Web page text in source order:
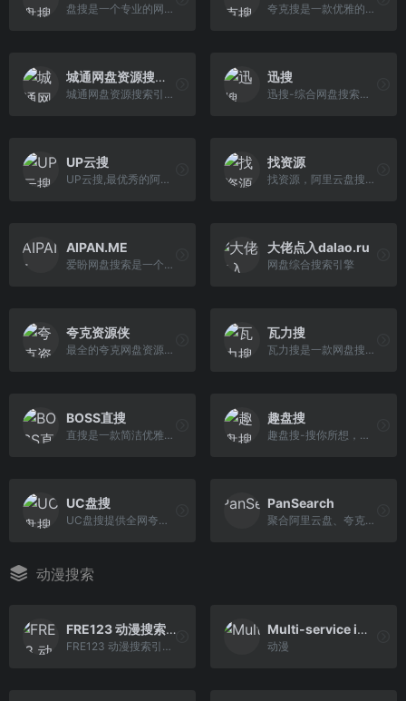
盘搜是一个专业的网盘资源搜索引擎，旨在为用户提供一个免费、高效的网盘资源搜索平台。用户可以通过盘搜快速找到存储在各大网盘上的资源，包括但不限于阿里云盘、百度网盘 夸克搜是一款优雅的夸克网盘搜索引擎，支持百度网盘、阿里云盘、夸克云盘等网盘资源的全文检索，短剧搜索，影视搜索。
城通网盘资源搜索引擎
城通网盘资源搜索引擎,一个由众多网友分享推荐的小众精品资源收藏站-微盘
迅搜
迅搜-综合网盘搜索支持百度网盘、阿里云盘、夸克网盘、UC网盘、迅雷网盘搜索，可快速搜索网盘资源中的有效连接，自动识别无效的网盘资源，每天更新海量资源。
UP云搜
UP云搜,最优秀的阿里云盘搜索服务的平台,收集各类阿里云盘资源提供一站式搜索功能,推动互联网优质资源的高效传递!
找资源
找资源，阿里云盘搜索引擎，快速搜索阿里云盘资源，24H不间断更新，24H自动检测失效链接，查看最新资源刷新首页即可！
AIPAN.ME
爱盼网盘搜索是一个强大的网盘资源搜索引擎，提供海量影视、音乐、电子书等资源的搜索服务。快速、精准、便捷地找到您需要的资源。
大佬点入dalao.ru
网盘综合搜索引擎
夸克资源侠
最全的夸克网盘资源搜索引擎
瓦力搜
瓦力搜是一款网盘搜索引擎，支持百度网盘、阿里云盘、夸克网盘等网盘资源的搜索引擎。
BOSS直搜
直搜是一款简洁优雅的夸克网盘搜索引擎，页面清爽，资源全面，支持影视、短剧、综艺、动漫等夸克网盘资源搜索。只需输入关键词，即可快速找到相关夸克网盘资源。
趣盘搜
趣盘搜-搜你所想，支持百度网盘、夸克网盘、阿里云盘、磁力链接（BT种子）等资源搜索，每天更新收录，资源应有尽有，影视、电影、电子书、小说、美图、课程资料 等等，等你来搜！
UC盘搜
UC盘搜提供全网夸克网盘资源的搜索服务，站长每天会更新不少于1000个资源，包括但不限于影视、小说，短剧，电视剧，我们还提供热门短剧资源
PanSearch
聚合阿里云盘、夸克网盘、迅雷网盘和百度网盘的网盘资源搜索引擎
动漫搜索
FRE123 动漫搜索引擎
FRE123 动漫搜索引擎为您提供各类动漫番剧在线观看下载资源，追番找动漫必备工具，还为您提供最新番剧时间表，直接搜索关键词即可找到对应的漫画番剧播放源。
Multi-service image search
动漫